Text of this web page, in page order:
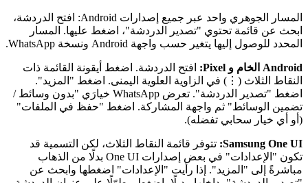
المسار الجوهري واحد عبر جميع إصدارات Android: افتح الدردشة،
ابحث عن قائمة تحتوي "تصدير الدردشة"، اضغط عليها. المسار
المحدد للوصول إليها يتغير حسب واجهة Android ونسخة WhatsApp.
Android الخام و Pixel:
افتح الدردشة. اضغط أيقونة القائمة ذات
النقاط الثلاث (⋮) في الزاوية العلوية اليمنى. اضغط "المزيد".
اضغط "تصدير الدردشة". تعرض WhatsApp خيارَي "بدون وسائط /
تضمين الوسائط" ثم واجهة المشاركة. اضغط "حفظ في الملفات"
(أو أي خيار سحابي تفضله).
Samsung One UI: تتوفر قائمة النقاط الثلاث، لكن التسمية قد
تكون "الإعدادات" في بعض إصدارات One UI بدلًا من الذهاب
مباشرةً إلى "المزيد". إذا رأيت "الإعدادات" اضغطها وابحث عن